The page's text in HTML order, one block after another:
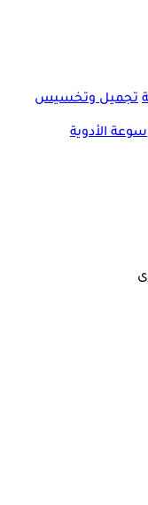
تجميل وتخسيس
الأدوية